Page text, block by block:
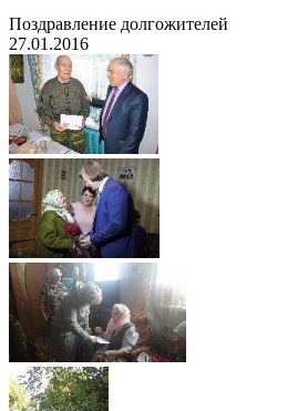
Поздравление долгожителей
27.01.2016